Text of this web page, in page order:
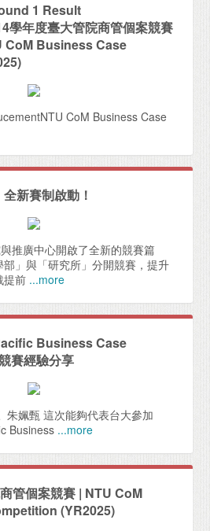
1 Result
年度臺大管院商管個案競賽
CoM Business Case
CoM Business Case
新賽制啟動！
推廣中心開啟了全新的競賽篇
」與「研究所」分開競賽，提升
提前 ...more
Business Case
賽經驗分享
姵甄 這次能夠代表台大參加
Business ...more
管個案競賽 | NTU CoM
(YR2025)